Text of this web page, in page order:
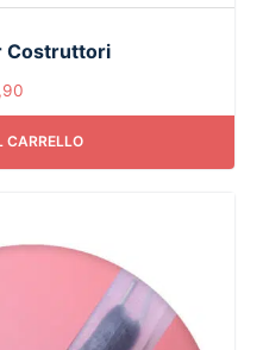
Costruttori
CARRELLO